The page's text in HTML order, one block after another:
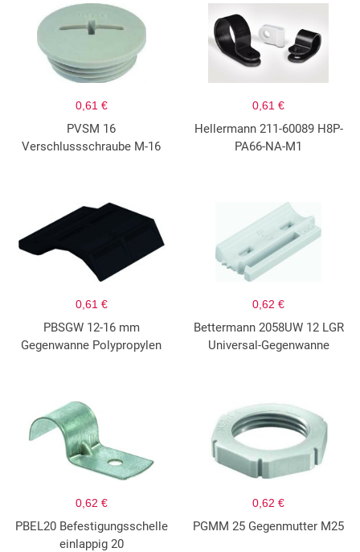
0,61 €
PVSM 16
Verschlussschraube M-16
0,61 €
Hellermann 211-60089 H8P-
PA66-NA-M1
0,61 €
PBSGW 12-16 mm
Gegenwanne Polypropylen
0,62 €
Bettermann 2058UW 12 LGR
Universal-Gegenwanne
0,62 €
PBEL20 Befestigungsschelle
einlappig 20
0,62 €
PGMM 25 Gegenmutter M25